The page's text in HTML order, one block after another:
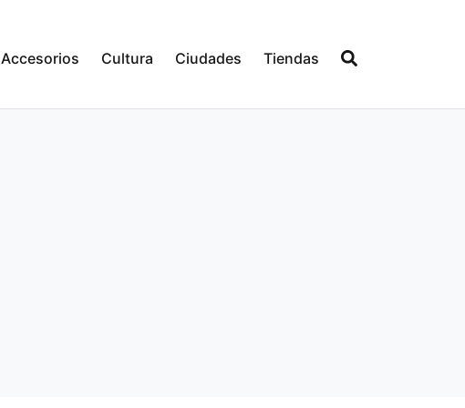
Accesorios Cultura Ciudades Tiendas